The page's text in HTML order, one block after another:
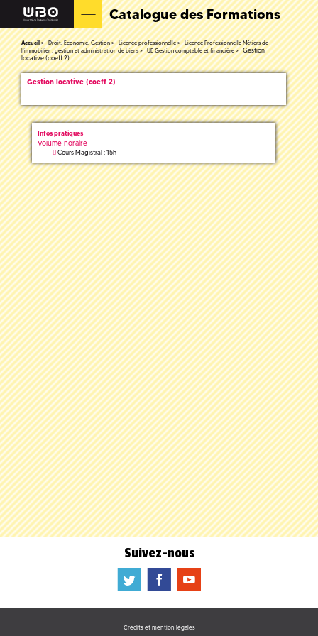
Catalogue des Formations
Accueil Droit, Economie, Gestion Licence professionnelle
Licence Professionnelle Métiers de
l'immobilier : gestion et administration de biens
UE Gestion comptable et financière
Gestion
locative (coeff 2)
Gestion locative (coeff 2)
Infos pratiques
Volume horaire
Cours Magistral : 15h
Suivez-nous
a b f
Crédits et mention légales